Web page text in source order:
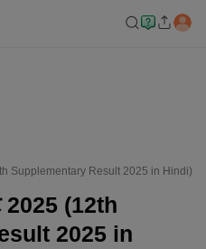
Supplementary Result 2025 in Hindi) -
2025 (12th
2025 in